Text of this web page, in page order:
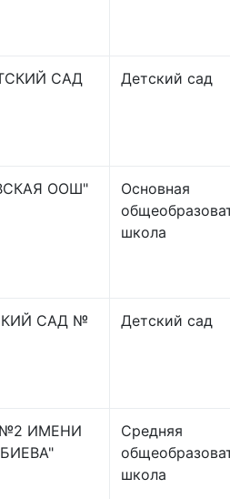
САД
Детский сад
ООШ"
Основная
школа
САД №
Детский сад
ИМЕНИ
Средняя
школа